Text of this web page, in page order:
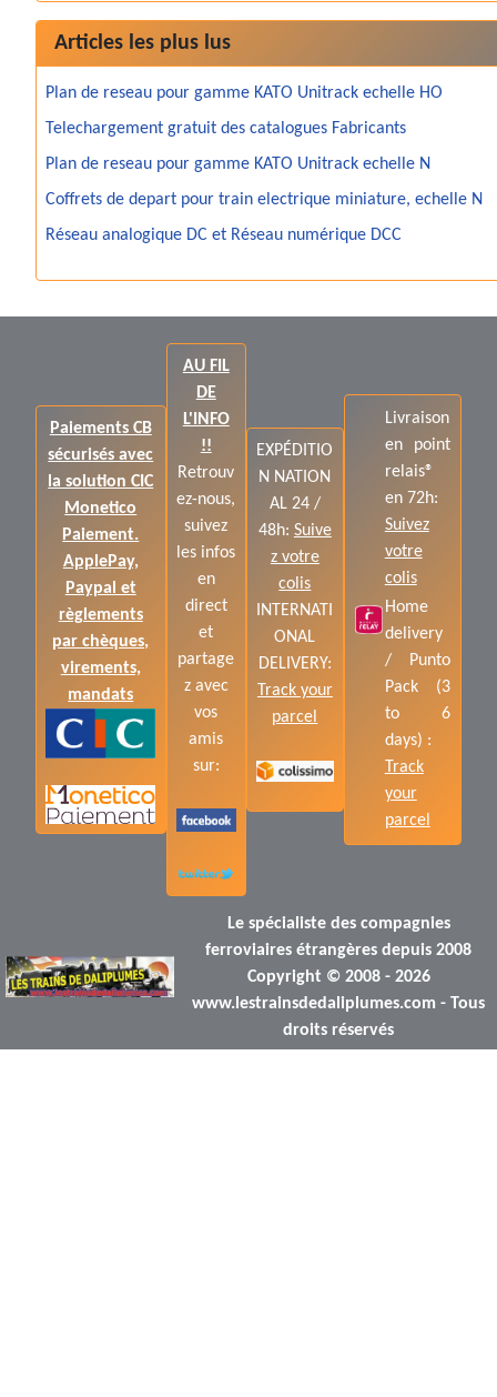
Articles les plus lus
Plan de reseau pour gamme KATO Unitrack echelle HO
Telechargement gratuit des catalogues Fabricants
Plan de reseau pour gamme KATO Unitrack echelle N
Coffrets de depart pour train electrique miniature, echelle N
Réseau analogique DC et Réseau numérique DCC
Paiements CB
sécurisés avec
la solution CIC
Monetico
Paiement.
ApplePay,
Paypal et
règlements
par chèques,
virements,
mandats
AU FIL
DE
L'INFO
!!
Retrouv
ez-nous,
suivez
les infos
en
direct
et
partage
z avec
vos
amis
sur:
EXPÉDITIO
N NATION
AL 24 /
48h: Suive
z votre
colis
INTERNATI
ONAL
DELIVERY:
Track your
parcel
Livraison
en point
relais®
en 72h:
Suivez
votre
colis
Home
delivery
/ Punto
Pack (3
to 6
days) :
Track
your
parcel
Le spécialiste des compagnies
ferroviaires étrangères depuis 2008
Copyright © 2008 - 2026
www.lestrainsdedaliplumes.com - Tous
droits réservés